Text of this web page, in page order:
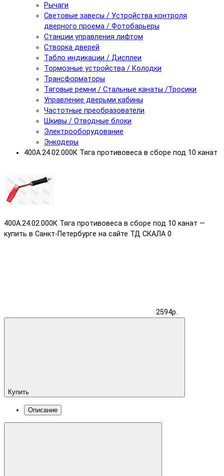
Рычаги
Световые завесы / Устройства контроля
дверного проема / Фотобарьеры
Станции управления лифтом
Створка дверей
Табло индикации / Дисплеи
Тормозные устройства / Колодки
Трансформаторы
Тяговые ремни / Стальные канаты /Тросики
Управление дверьми кабины
Частотные преобразователи
Шкивы / Отводные блоки
Электрооборудование
Энкодеры
400А.24.02.000К Тяга противовеса в сборе под 10 канат
400А.24.02.000К Тяга противовеса в сборе под 10 канат —
купить в Санкт-Петербурге на сайте ТД СКАЛА 0
2594р.
Купить
Описание